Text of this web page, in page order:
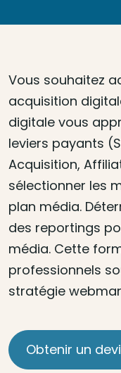
Vous souhaitez
acquisition
digitale vous
leviers payants
Acquisition,
sélectionner les
plan média.
des reportings
média. Cette
professionnels
stratégie
Obtenir un